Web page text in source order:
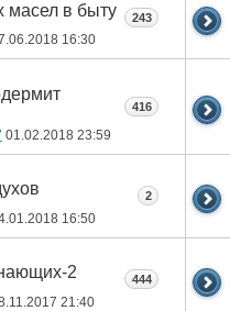
масел в быту
16:30
243
01.02.2018 23:59
416
16:50
2
2
21:40
444